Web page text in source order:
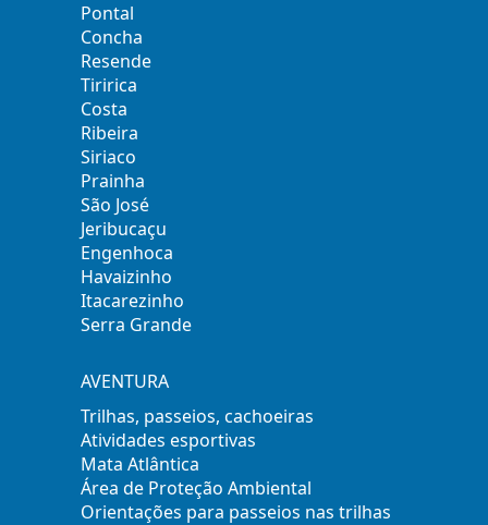
Pontal
Concha
Resende
Tiririca
Costa
Ribeira
Siriaco
Prainha
São José
Jeribucaçu
Engenhoca
Havaizinho
Itacarezinho
Serra Grande
AVENTURA
Trilhas, passeios, cachoeiras
Atividades esportivas
Mata Atlântica
Área de Proteção Ambiental
Orientações para passeios nas trilhas